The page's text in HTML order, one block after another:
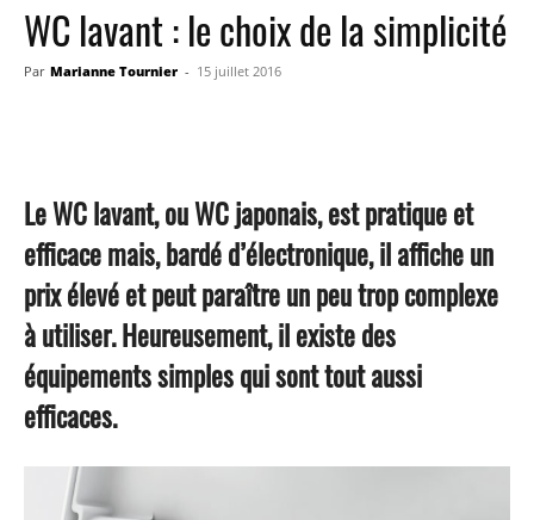
WC lavant : le choix de la simplicité
Par Marianne Tournier - 15 juillet 2016
Le WC lavant, ou WC japonais, est pratique et
efficace mais, bardé d’électronique, il affiche un
prix élevé et peut paraître un peu trop complexe
à utiliser. Heureusement, il existe des
équipements simples qui sont tout aussi
efficaces.